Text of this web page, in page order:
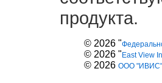
продукта.
© 2026 "
© 2026 " East View
© 2026 ООО "ИВИС"